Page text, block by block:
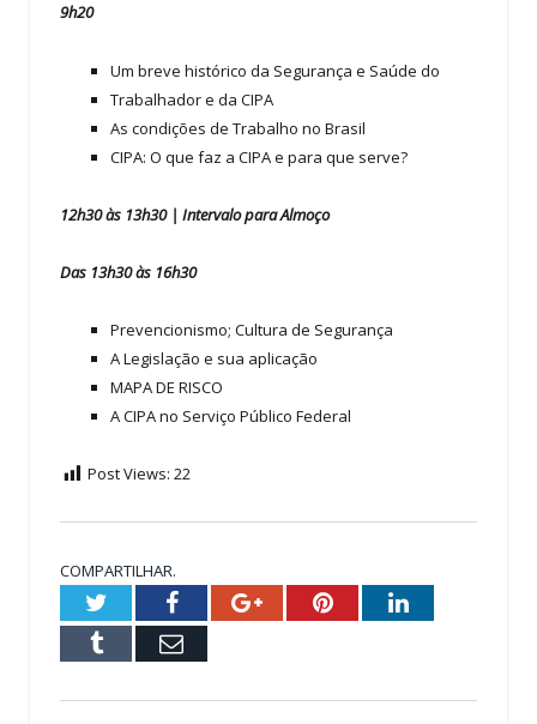
9h20
Um breve histórico da Segurança e Saúde do
Trabalhador e da CIPA
As condições de Trabalho no Brasil
CIPA: O que faz a CIPA e para que serve?
12h30 às 13h30 | Intervalo para Almoço
Das 13h30 às 16h30
Prevencionismo; Cultura de Segurança
A Legislação e sua aplicação
MAPA DE RISCO
A CIPA no Serviço Público Federal
Post Views: 22
COMPARTILHAR.
TwitterFacebookGoogle+PinterestLinkedIn
Tumblr Email